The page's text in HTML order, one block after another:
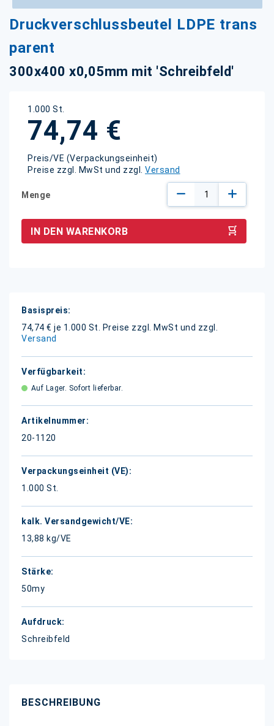
Druckverschlussbeutel LDPE trans
parent
300x400 x0,05mm mit 'Schreibfeld'
1.000 St.
74,74 €
Preis/VE (Verpackungseinheit)
Preise zzgl. MwSt und zzgl. Versand
Menge
IN DEN WARENKORB
Weitere
Informationen
74,74 € je 1.000 St.
Preise zzgl. MwSt und zzgl.
Versand
Auf Lager. Sofort lieferbar.
20-1120
1.000 St.
13,88 kg/VE
50my
Schreibfeld
Anfang
Bildgalerie
springen
BESCHREIBUNG